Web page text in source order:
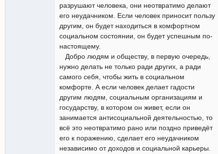
разрушают человека, они неотвратимо делают
его неудачником. Если человек приносит пользу
другим, он будет находиться в комфортном
социальном состоянии, он будет успешным по-
настоящему.
Добро людям и обществу, в первую очередь,
нужно делать не только ради других, а ради
самого себя, чтобы жить в социальном
комфорте. А если человек делает гадости
другим людям, социальным организациям и
государству, в котором он живет, если он
занимается антисоциальной деятельностью, то
всё это неотвратимо рано или поздно приведёт
его к поражению, сделает его неудачником
независимо от доходов и социальной карьеры.